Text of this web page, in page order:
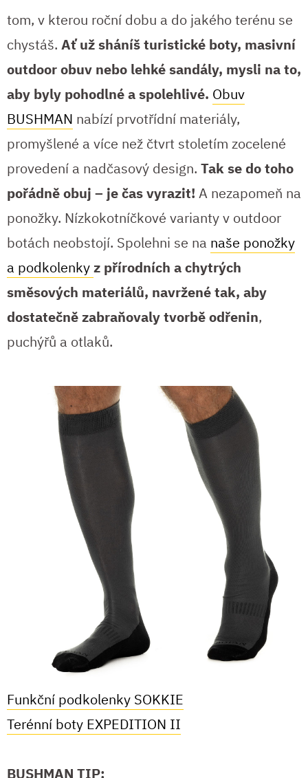
tom, v kterou roční dobu a do jakého terénu se
chystáš. Ať už sháníš turistické boty, masivní
outdoor obuv nebo lehké sandály, mysli na to,
aby byly pohodlné a spolehlivé. Obuv
BUSHMAN nabízí prvotřídní materiály,
promyšlené a více než čtvrt stoletím zocelené
provedení a nadčasový design. Tak se do toho
pořádně obuj – je čas vyrazit! A nezapomeň na
ponožky. Nízkokotníčkové varianty v outdoor
botách neobstojí. Spolehni se na naše ponožky
a podkolenkyz přírodních a chytrých
směsových materiálů, navržené tak, aby
dostatečně zabraňovaly tvorbě odřenin,
puchýřů a otlaků.
Funkční podkolenky SOKKIE
Terénní boty EXPEDITION II
BUSHMAN TIP: